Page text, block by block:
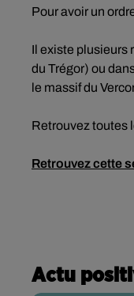
Pour avoir un
Il existe plusieurs
du Trégor) ou
le massif du
Retrouvez toutes
Retrouvez cette
Actu